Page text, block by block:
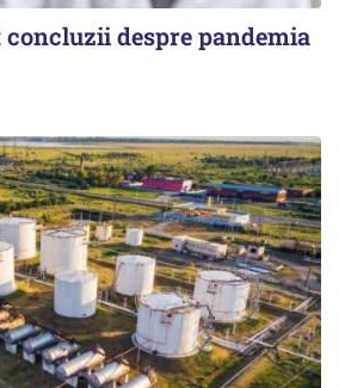
concluzii despre pandemia